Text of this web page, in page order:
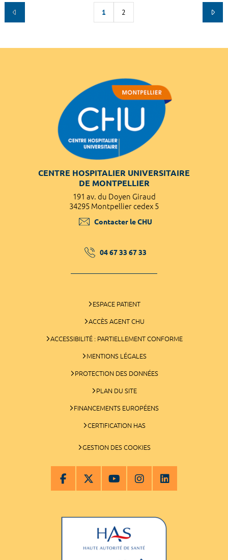
1 2
CENTRE HOSPITALIER UNIVERSITAIRE
DE MONTPELLIER
191 av. du Doyen Giraud
34295 Montpellier cedex 5
Contacter le CHU
04 67 33 67 33
ESPACE PATIENT
ACCÈS AGENT CHU
ACCESSIBILITÉ : PARTIELLEMENT CONFORME
MENTIONS LÉGALES
PROTECTION DES DONNÉES
PLAN DU SITE
FINANCEMENTS EUROPÉENS
CERTIFICATION HAS
GESTION DES COOKIES